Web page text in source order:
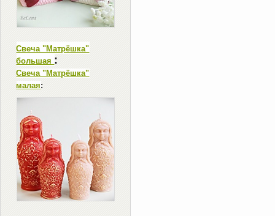
Свеча "Матрёшка"
большая :
Свеча "Матрёшка"
малая: